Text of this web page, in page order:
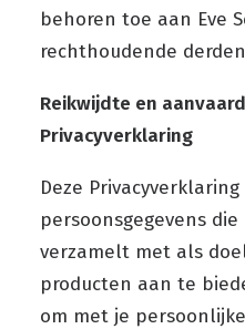
behoren toe aan Eve
rechthoudende
Reikwijdte en
Privacyverklaring
Deze
persoonsgegevens
verzamelt met als
producten aan te
om met je